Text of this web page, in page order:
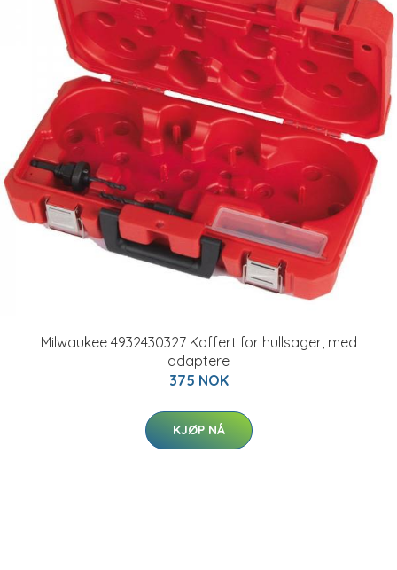
Milwaukee 4932430327 Koffert for hullsager, med
adaptere
375 NOK
KJØP NÅ